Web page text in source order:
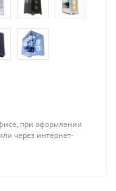
при оформлении
через интернет-